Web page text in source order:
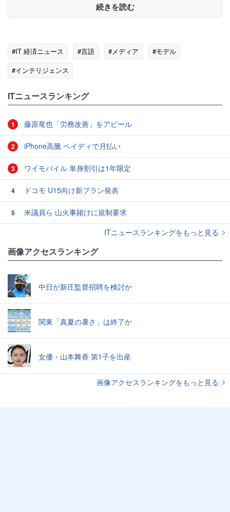
続きを読む
#IT 経済ニュース #言語 #メディア
#モデル
#インテリジェンス
ITニュースランキング
1 藤原竜也「労務改善」をアピール
2 iPhone高騰 ペイディで月払い
3 ワイモバイル 単身割引は1年限定
4 ドコモ U15向け新プラン発表
5
米議員ら 山火事賭けに規制要求
ITニュースランキングをもっと見る
画像アクセスランキング
中日が新庄監督招聘を検討か
関東「真夏の暑さ」は終了か
女優・山本舞香 第1子を出産
画像アクセスランキングをもっと見る